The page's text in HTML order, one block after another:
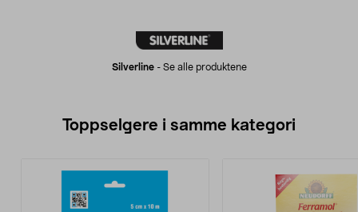
Silverline- Se alle produktene
Toppselgere i samme kategori